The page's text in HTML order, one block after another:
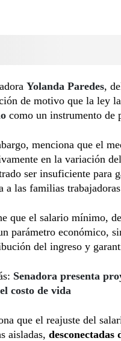
Yolanda Paredes,
de motivo que la ley
como un instrumento de
menciona que el
en la variación del
ser insuficiente para
a las familias
que el salario mínimo,
parámetro económico,
del ingreso y
Senadora presenta
costo de vida
que el reajuste del
aisladas, desconectadas